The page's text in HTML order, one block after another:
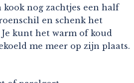
nog zachtjes een half
en schenk het
Je kunt het warm of koud
me meer op zijn plaats.